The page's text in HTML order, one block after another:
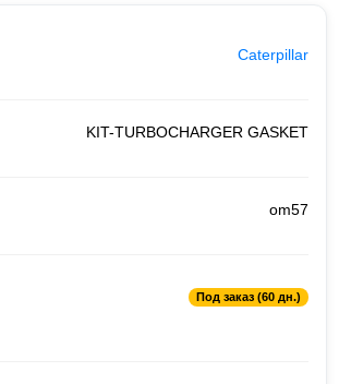
Caterpillar
KIT-TURBOCHARGER GASKET
om57
Под заказ (60 дн.)